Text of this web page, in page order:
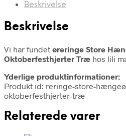
Beskrivelse
Beskrivelse
Vi har fundet øreringe Store
Oktoberfesthjerter Træ hos lili
Yderlige produktinformationer:
Produkt id: reringe-store-
oktoberfesthjerter-træ
Relaterede varer